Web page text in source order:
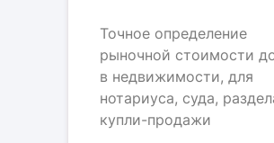
Точное определение
рыночной стоимости
в недвижимости, для
нотариуса, суда,
купли-продажи